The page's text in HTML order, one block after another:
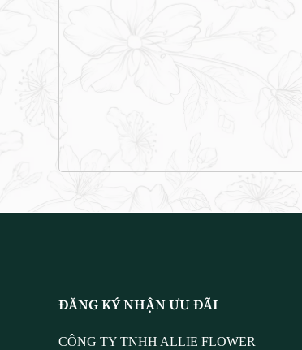
ĐĂNG KÝ NHẬN ƯU ĐÃI
CÔNG TY TNHH ALLIE FLOWER